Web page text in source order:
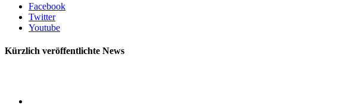
Facebook
Twitter
Youtube
Kürzlich veröffentlichte News